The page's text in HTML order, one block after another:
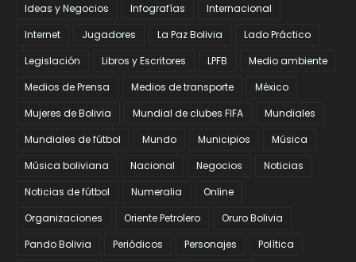
Ideas y Negocios
Infografías
Internacional
Internet
Jugadores La Paz Bolivia
Lado Práctico
Legislación
Libros y Escritores LPFB
Medio ambiente
Medios de Prensa
Medios de transporte
México
Mujeres de Bolivia
Mundial de clubes FIFA
Mundiales
Mundiales de fútbol
Mundo Municipios
Música
Música boliviana
Nacional Negocios
Noticias
Noticias de fútbol
Numeralia
Online
Organizaciones
Oriente Petrolero
Oruro Bolivia
Pando Bolivia
Periódicos Personajes
Política